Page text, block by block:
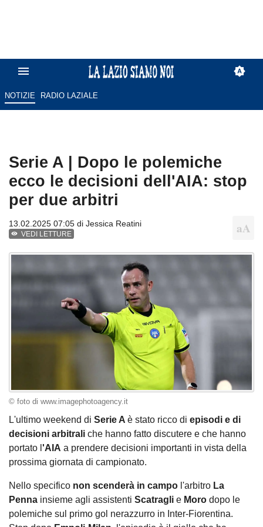
NOTIZIE RADIO LAZIALE
Serie A | Dopo le polemiche
ecco le decisioni dell'AIA: stop
per due arbitri
13.02.2025 07:05 di Jessica Reatini
VEDI LETTURE
© foto di www.imagephotoagency.it
L'ultimo weekend di Serie A è stato ricco di episodi e di
decisioni arbitrali che hanno fatto discutere e che hanno
portato l 'AIA a prendere decisioni importanti in vista della
prossima giornata di campionato.
Nello specifico non scenderà in campo l'arbitro La
Penna insieme agli assistenti Scatragli e Moro dopo le
polemiche sul primo gol nerazzurro in Inter-Fiorentina.